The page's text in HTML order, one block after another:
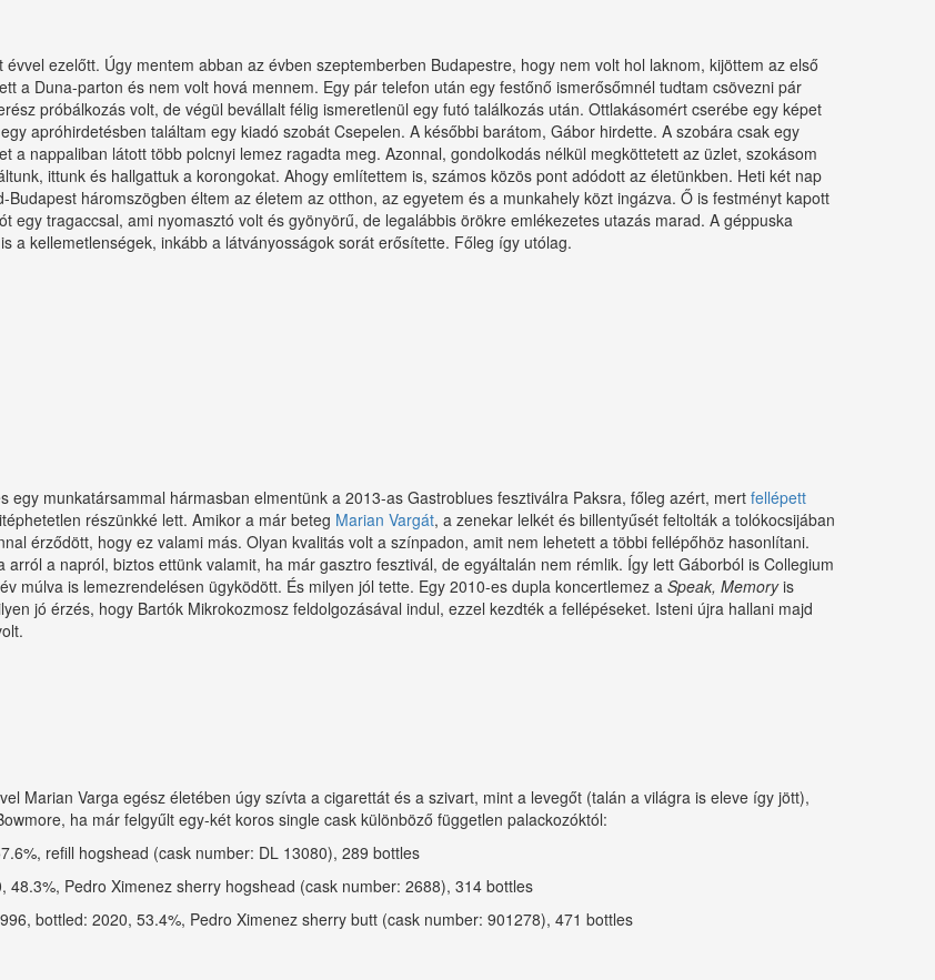
ezelőtt. Úgy mentem abban az évben szeptemberben Budapestre, hogy nem volt hol laknom, kijöttem az első
a Duna-parton és nem volt hová mennem. Egy pár telefon után egy festőnő ismerősőmnél tudtam csövezni pár
próbálkozás volt, de végül bevállalt félig ismeretlenül egy futó találkozás után. Ottlakásomért cserébe egy képet
apróhirdetésben találtam egy kiadó szobát Csepelen. A későbbi barátom, Gábor hirdette. A szobára csak egy
a nappaliban látott több polcnyi lemez ragadta meg. Azonnal, gondolkodás nélkül megköttetett az üzlet, szokásom
ittunk és hallgattuk a korongokat. Ahogy említettem is, számos közös pont adódott az életünkben. Heti két nap
háromszögben éltem az életem az otthon, az egyetem és a munkahely közt ingázva. Ő is festményt kapott
egy tragaccsal, ami nyomasztó volt és gyönyörű, de legalábbis örökre emlékezetes utazás marad. A géppuska
a kellemetlenségek, inkább a látványosságok sorát erősítette. Főleg így utólag.
munkatársammal hármasban elmentünk a 2013-as Gastroblues fesztiválra Paksra, főleg azért, mert fellépett
részünkké lett. Amikor a már beteg Marian Vargát, a zenekar lelkét és billentyűsét feltolták a tolókocsijában
érződött, hogy ez valami más. Olyan kvalitás volt a színpadon, amit nem lehetett a többi fellépőhöz hasonlítani.
a napról, biztos ettünk valamit, ha már gasztro fesztivál, de egyáltalán nem rémlik. Így lett Gáborból is Collegium
múlva is lemezrendelésen ügyködött. És milyen jól tette. Egy 2010-es dupla koncertlemez a Speak, Memoryis
jó érzés, hogy Bartók Mikrokozmosz feldolgozásával indul, ezzel kezdték a fellépéseket. Isteni újra hallani majd
Marian Varga egész életében úgy szívta a cigarettát és a szivart, mint a levegőt (talán a világra is eleve így jött),
ha már felgyűlt egy-két koros single cask különböző független palackozóktól:
refill hogshead (cask number: DL 13080), 289 bottles
Pedro Ximenez sherry hogshead (cask number: 2688), 314 bottles
bottled: 2020, 53.4%, Pedro Ximenez sherry butt (cask number: 901278), 471 bottles